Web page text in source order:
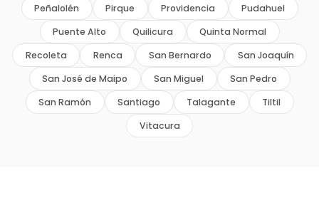
Peñalolén Pirque Providencia
Pudahuel
Puente Alto
Quilicura
Quinta Normal
Recoleta
Renca San Bernardo
San Joaquín
San José de Maipo
San Miguel
San Pedro
San Ramón
Santiago Talagante
Tiltil
Vitacura